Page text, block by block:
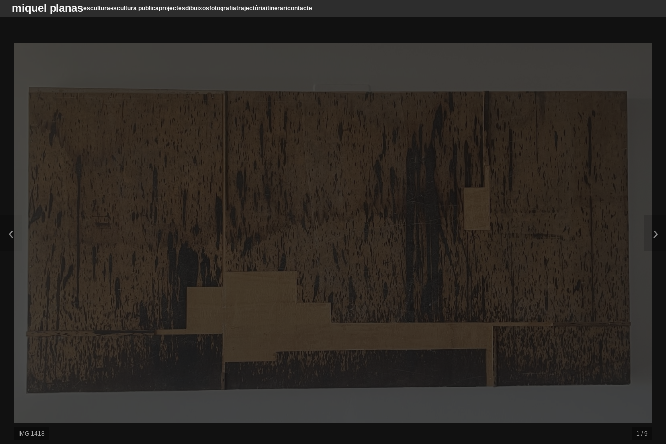
miquel planasesculturaescultura publicaprojectesdibuixosfotografiatrajectòriaitineraricontacte
‹ ›
SERIE TERRES PLANES 020763 2 / 9